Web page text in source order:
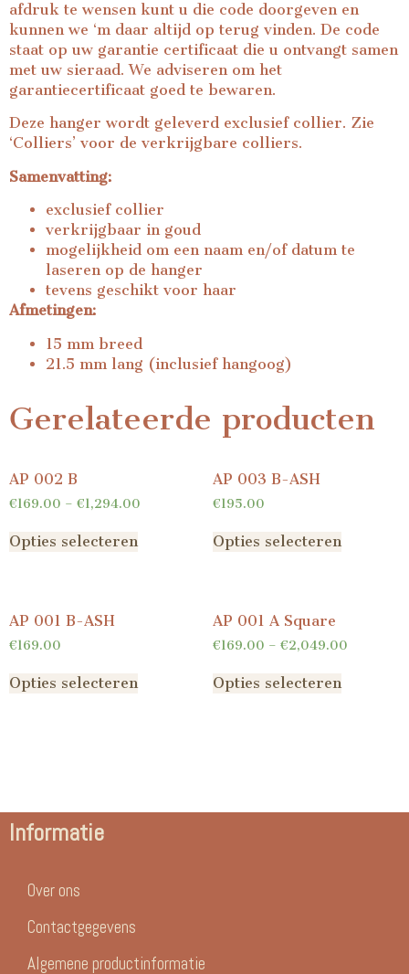
afdruk te wensen kunt u die code doorgeven en
kunnen we ‘m daar altijd op terug vinden. De code
staat op uw garantie certificaat die u ontvangt samen
met uw sieraad. We adviseren om het
garantiecertificaat goed te bewaren.
Deze hanger wordt geleverd exclusief collier. Zie
‘Colliers’ voor de verkrijgbare colliers.
Samenvatting:
exclusief collier
verkrijgbaar in goud
mogelijkheid om een naam en/of datum te
laseren op de hanger
tevens geschikt voor haar
Afmetingen:
15 mm breed
21.5 mm lang (inclusief hangoog)
Gerelateerde producten
AP 002 B
€169.00 – €1,294.00
Opties selecteren
AP 003 B-ASH
€195.00
Opties selecteren
AP 001 B-ASH
€169.00
Opties selecteren
AP 001 A Square
€169.00 – €2,049.00
Opties selecteren
Informatie
Over ons
Contactgegevens
Algemene productinformatie